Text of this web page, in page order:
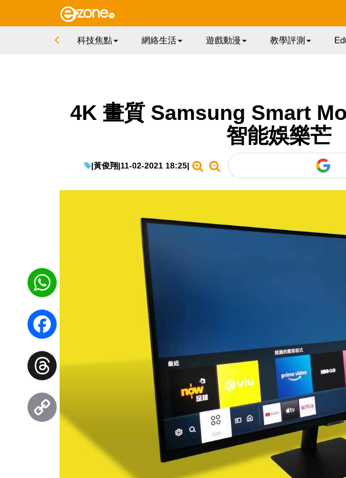
科技焦點 網絡生活 遊戲動漫 教學評測
4K 畫質 Samsung Smart
智能娛樂芒
|黃俊翔|11-02-2021 18:25|
WhatsApp
Facebook
Threads